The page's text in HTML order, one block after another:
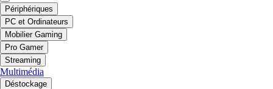
Périphériques
PC et Ordinateurs
Mobilier Gaming
Pro Gamer
Streaming
Multimédia
Déstockage